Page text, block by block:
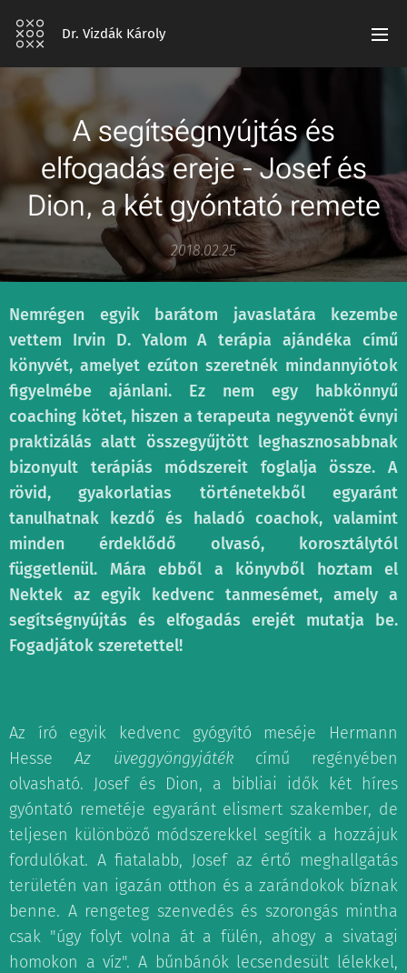
Dr. Vizdák Károly
A segítségnyújtás és
elfogadás ereje - Josef és
Dion, a két gyóntató remete
2018.02.25
Nemrégen egyik barátom javaslatára kezembe
vettem Irvin D. Yalom A terápia ajándéka című
könyvét, amelyet ezúton szeretnék mindannyiótok
figyelmébe ajánlani. Ez nem egy habkönnyű
coaching kötet, hiszen a terapeuta negyvenöt évnyi
praktizálás alatt összegyűjtött leghasznosabbnak
bizonyult terápiás módszereit foglalja össze. A
rövid, gyakorlatias történetekből egyaránt
tanulhatnak kezdő és haladó coachok, valamint
minden érdeklődő olvasó, korosztálytól
függetlenül. Mára ebből a könyvből hoztam el
Nektek az egyik kedvenc tanmesémet, amely a
segítségnyújtás és elfogadás erejét mutatja be.
Fogadjátok szeretettel!
Az író egyik kedvenc gyógyító meséje Hermann
HesseAz üveggyöngyjátékcímű regényében
olvasható. Josef és Dion, a bibliai idők két híres
gyóntató remetéje egyaránt elismert szakember, de
teljesen különböző módszerekkel segítik a hozzájuk
fordulókat. A fiatalabb, Josef az értő meghallgatás
területén van igazán otthon és a zarándokok bíznak
benne. A rengeteg szenvedés és szorongás mintha
csak "úgy folyt volna át a fülén, ahogy a sivatagi
homokon a víz". A bűnbánók lecsendesült lélekkel,